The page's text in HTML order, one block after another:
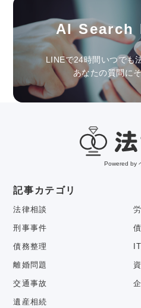
AI Search
LINEで24時間いつでも
あなたの質問に
Powered by
記事カテゴリ
法律相談
刑事事件
債務整理
離婚問題
交通事故
遺産相続